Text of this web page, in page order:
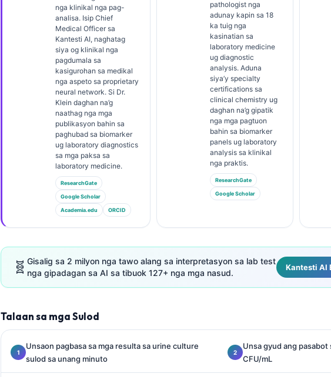
nga klinikal nga pag-
analisa. Isip Chief
Medical Officer sa
Kantesti AI, naghatag
siya og klinikal nga
pagdumala sa
kasigurohan sa medikal
nga aspeto sa proprietary
neural network. Si Dr.
Klein daghan na’g
naathag nga mga
publikasyon bahin sa
paghubad sa biomarker
ug laboratory diagnostics
sa mga paksa sa
laboratory medicine.
ResearchGate
Google Scholar
Academia.edu ORCID
pathologist nga
adunay kapin sa 18
ka tuig nga
kasinatian sa
laboratory medicine
ug diagnostic
analysis. Aduna
siya’y specialty
certifications sa
clinical chemistry ug
daghan na’g gipatik
nga mga pagtuon
bahin sa biomarker
panels ug laboratory
analysis sa klinikal
nga praktis.
ResearchGate
Google Scholar
🧬 Gisalig sa 2 milyon nga tawo alang sa interpretasyon sa lab test
nga gipadagan sa AI sa tibuok 127+ nga mga nasud.
Kantesti AI
Talaan sa mga Sulod
Unsaon pagbasa sa mga resulta sa urine culture
sulod sa unang minuto
Unsa gyud ang
CFU/mL